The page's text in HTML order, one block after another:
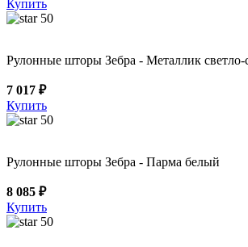
Купить
50
Рулонные шторы Зебра - Металлик светло-
7 017 ₽
Купить
50
Рулонные шторы Зебра - Парма белый
8 085 ₽
Купить
50